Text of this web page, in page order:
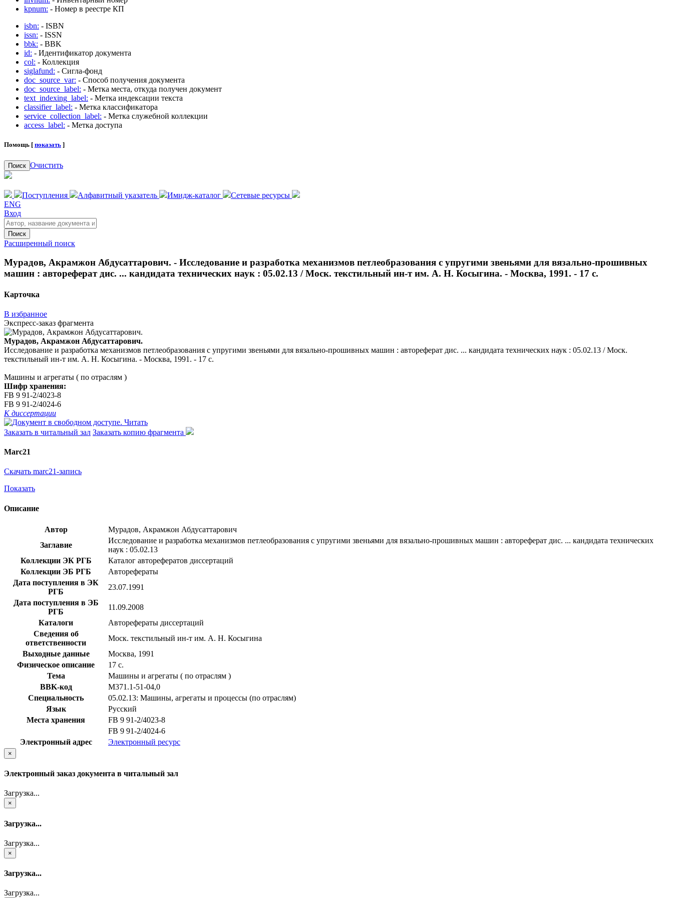
kpnum: - Номер в реестре КП
isbn: - ISBN
issn: - ISSN
bbk: - BBK
id: - Идентификатор документа
col: - Коллекция
siglafund: - Сигла-фонд
doc_source_var: - Способ получения документа
doc_source_label: - Метка места, откуда получен документ
text_indexing_label: - Метка индексации текста
classifier_label: - Метка классификатора
service_collection_label: - Метка служебной коллекции
access_label: - Метка доступа
Помощь [ показать ]
Поиск Очистить
Поступления Алфавитный указатель Имидж-каталог
Сетевые ресурсы
ENG
Вход
Поиск
Расширенный поиск
Мурадов, Акрамжон Абдусаттарович. - Исследование и разработка механизмов петлеобразования с упругими звеньями для вязально-прошивных
машин : автореферат дис. ... кандидата технических наук : 05.02.13 / Моск. текстильный ин-т им. А. Н. Косыгина. - Москва, 1991. - 17 с.
Карточка
В избранное
Экспресс-заказ фрагмента
Мурадов, Акрамжон Абдусаттарович.
Исследование и разработка механизмов петлеобразования с упругими звеньями для вязально-прошивных машин : автореферат дис. ... кандидата технических наук : 05.02.13 / Моск.
текстильный ин-т им. А. Н. Косыгина. - Москва, 1991. - 17 с.
Машины и агрегаты ( по отраслям )
Шифр хранения:
FB 9 91-2/4023-8
FB 9 91-2/4024-6
К диссертации
Читать
Заказать в читальный зал Заказать копию фрагмента
Marc21
Скачать marc21-запись
Показать
Описание
Автор
Мурадов, Акрамжон Абдусаттарович
Заглавие
Исследование и разработка механизмов петлеобразования с упругими звеньями для вязально-прошивных машин : автореферат дис. ... кандидата технических
наук : 05.02.13
Коллекции ЭК РГБ
Каталог авторефератов диссертаций
Коллекции ЭБ РГБ
Авторефераты
Дата поступления в ЭК
РГБ
23.07.1991
Дата поступления в ЭБ
РГБ
11.09.2008
Каталоги
Авторефераты диссертаций
Сведения об
ответственности
Моск. текстильный ин-т им. А. Н. Косыгина
Выходные данные
Москва, 1991
Физическое описание
17 с.
Тема
Машины и агрегаты ( по отраслям )
BBK-код
М371.1-51-04,0
Специальность
05.02.13: Машины, агрегаты и процессы (по отраслям)
Язык
Русский
Места хранения
FB 9 91-2/4023-8
FB 9 91-2/4024-6
Электронный адрес
Электронный ресурс
×
Электронный заказ документа в читальный зал
Загрузка...
×
Загрузка...
Загрузка...
×
Загрузка...
Загрузка...